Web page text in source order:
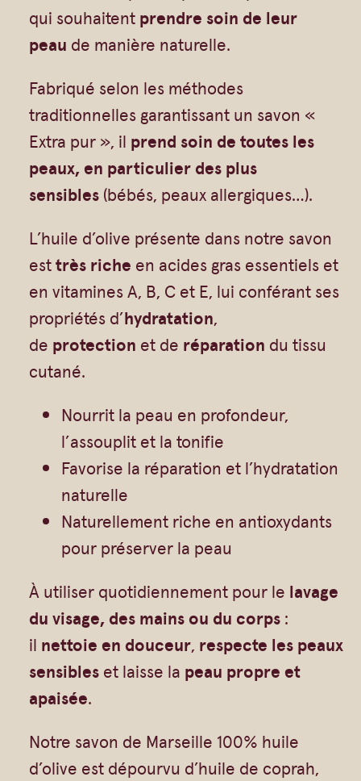
Vrac
Authentiques
Beurre de Karité
Végétales
Barres détachantes
Savon Noir
Argiles
Crèmes visages
Eaux florales
Exfoliants
Hydratants
Savons en barre
Huiles
Savons sur corde
Gommages
Huiles
Shampoings
Livres
qui souhaitent prendre soin de leur
peau de manière naturelle.
Fabriqué selon les méthodes
traditionnelles garantissant un savon «
Extra pur », il prend soin de toutes les
peaux, en particulier des plus
sensibles (bébés, peaux allergiques…).
L’huile d’olive présente dans notre savon
esttrès riche en acides gras essentiels et
en vitamines A, B, C et E, lui conférant ses
propriétés d’hydratation,
de protection et de réparation du tissu
cutané.
Nourrit la peau en profondeur,
l’assouplit et la tonifie
Favorise la réparation et l’hydratation
naturelle
Naturellement riche en antioxydants
pour préserver la peau
À utiliser quotidiennement pour le lavage
du visage, des mains ou du corps :
il nettoie en douceur, respecte les peaux
sensibles et laisse la peau propre et
apaisée.
Notre savon de Marseille 100% huile
d’olive est dépourvu d’huile de coprah,
t
i
é
d
e
S
a
v
o
n
d
e
M
a
r
e
l
A
u
t
h
e
t